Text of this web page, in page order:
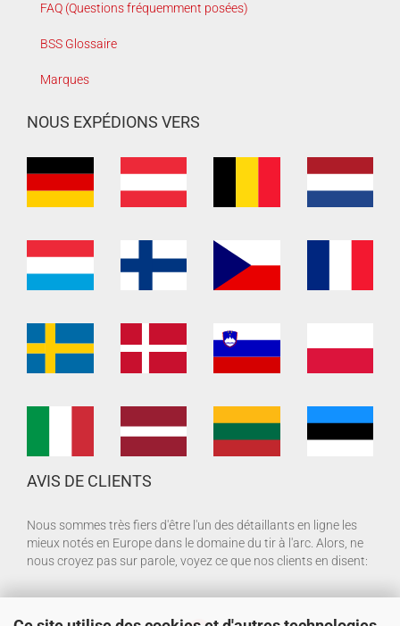
FAQ (Questions fréquemment posées)
BSS Glossaire
Marques
NOUS EXPÉDIONS VERS
AVIS DE CLIENTS
Nous sommes très fiers d'être l'un des détaillants en ligne les
mieux notés en Europe dans le domaine du tir à l'arc. Alors, ne
nous croyez pas sur parole, voyez ce que nos clients en disent: